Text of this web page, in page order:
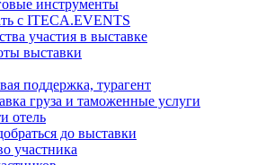
инструменты
с ITECA.EVENTS
участия в выставке
выставки
поддержка, турагент
груза и таможенные услуги
отель
до выставки
участника